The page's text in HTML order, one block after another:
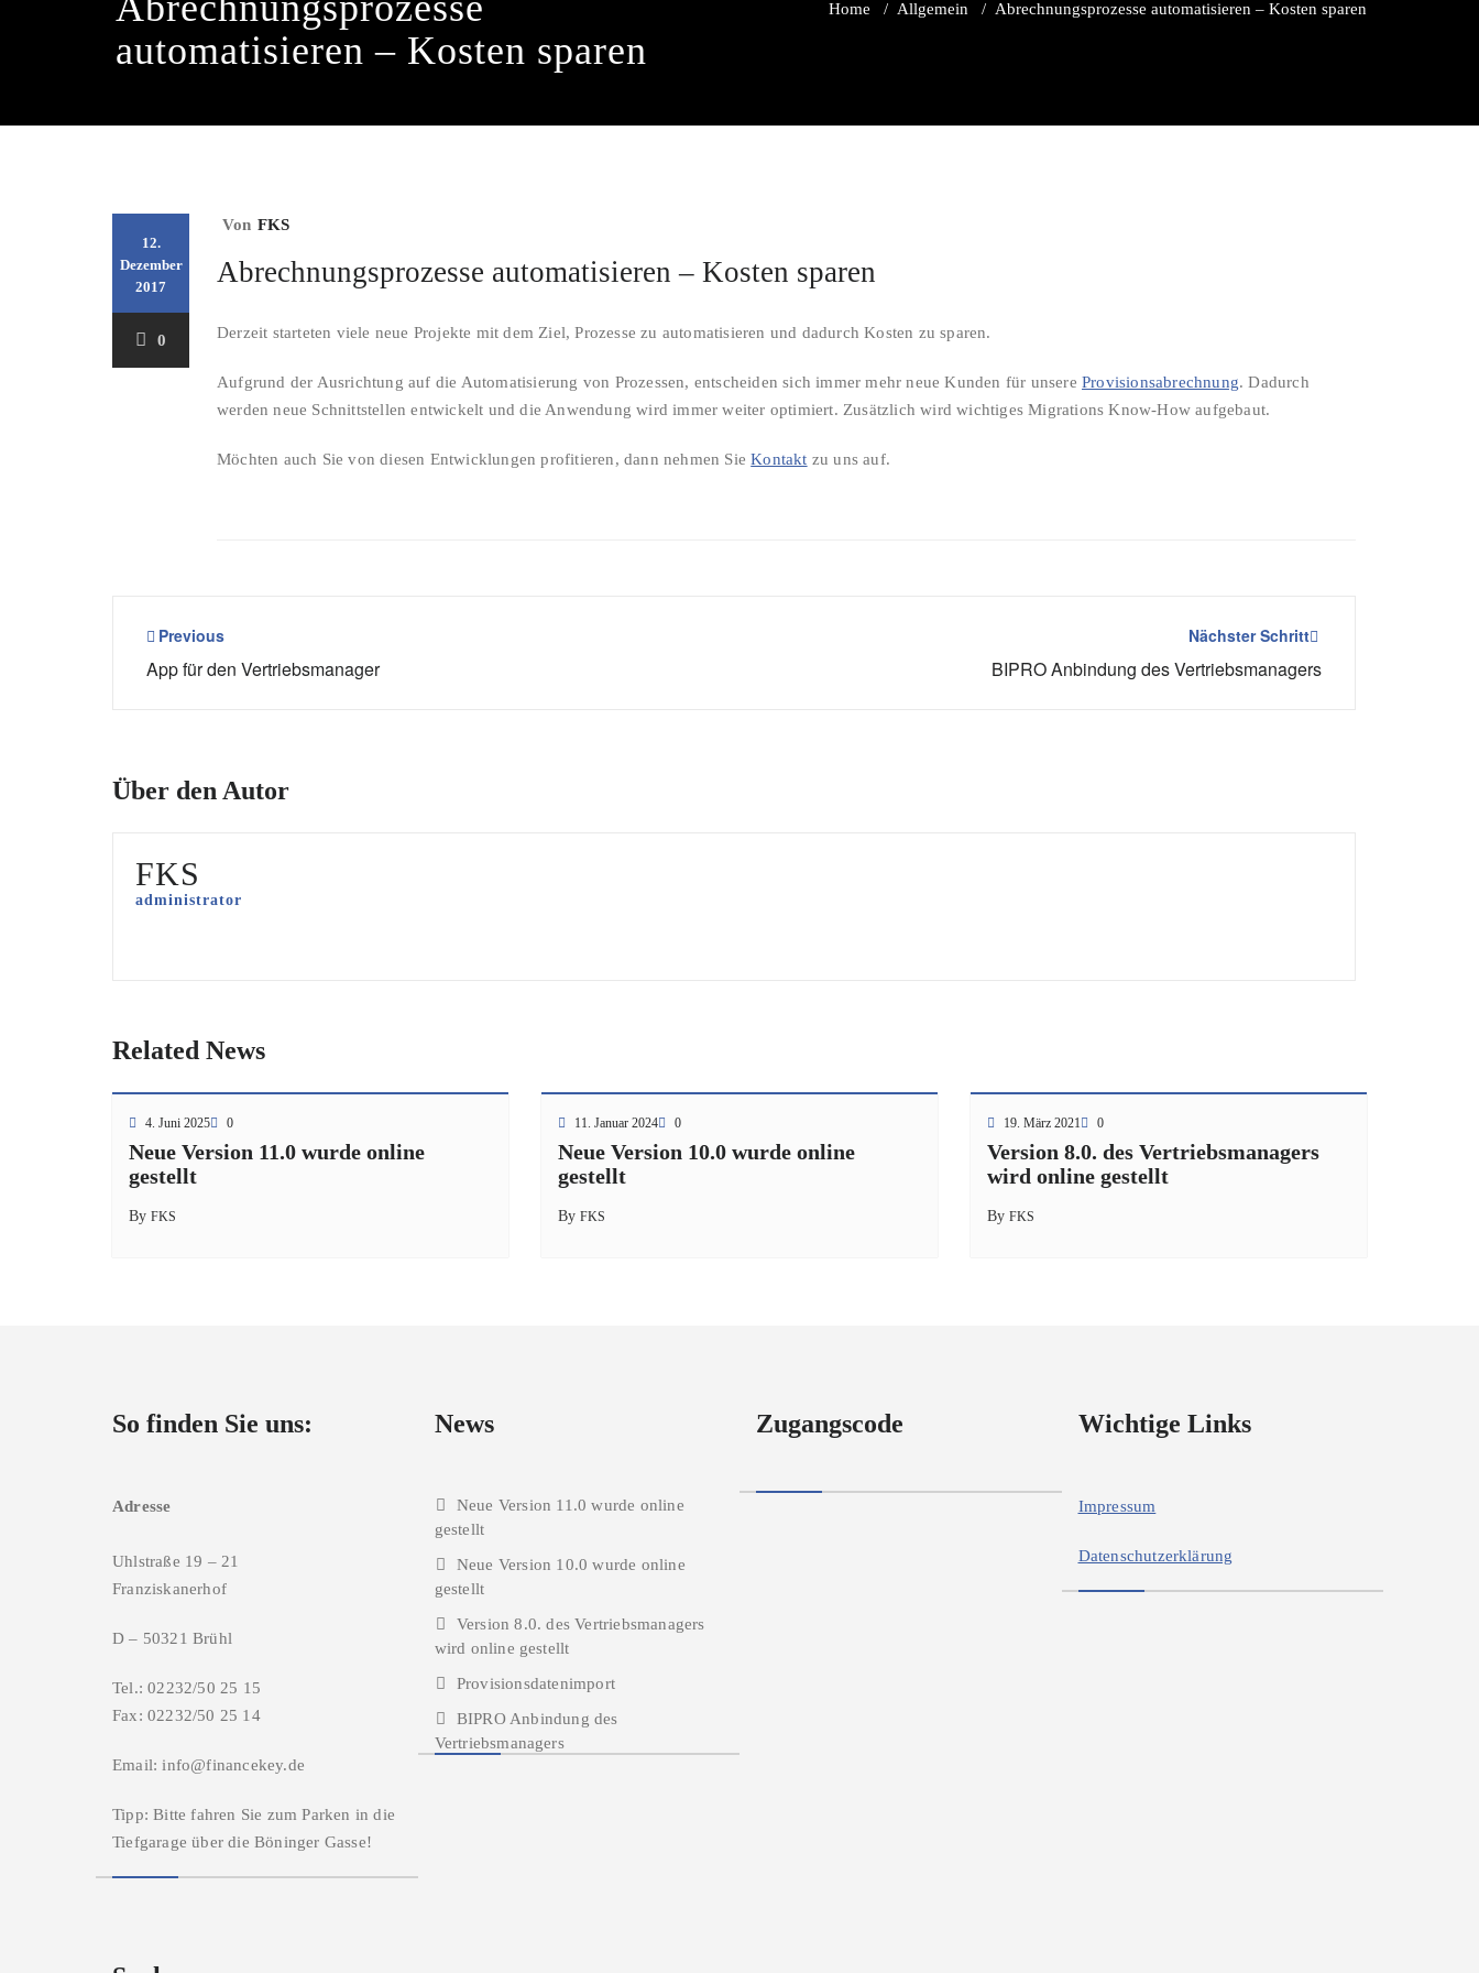
automatisieren – Kosten sparen
Home / Allgemein / Abrechnungsprozesse automatisieren – Kosten sparen
12.
Dezember
2017
0
Von FKS
Abrechnungsprozesse automatisieren – Kosten sparen
Derzeit starteten viele neue Projekte mit dem Ziel, Prozesse zu automatisieren und dadurch Kosten zu sparen.
Aufgrund der Ausrichtung auf die Automatisierung von Prozessen, entscheiden sich immer mehr neue Kunden für unsereProvisionsabrechnung. Dadurch
werden neue Schnittstellen entwickelt und die Anwendung wird immer weiter optimiert. Zusätzlich wird wichtiges Migrations Know-How aufgebaut.
Möchten auch Sie von diesen Entwicklungen profitieren, dann nehmen SieKontakt zu uns auf.
Beitragsnavigation
Previous
App für den Vertriebsmanager
Nächster Schritt
BIPRO Anbindung des Vertriebsmanagers
Über den Autor
FKS
administrator
Related News
4. Juni 2025 0
Neue Version 11.0 wurde online
gestellt
By FKS
11. Januar 2024 0
Neue Version 10.0 wurde online
gestellt
By FKS
19. März 2021 0
Version 8.0. des Vertriebsmanagers
wird online gestellt
By FKS
So finden Sie uns:
Adresse
Uhlstraße 19 – 21
Franziskanerhof
D – 50321 Brühl
Tel.: 02232/50 25 15
Fax: 02232/50 25 14
Email: info@financekey.de
Tipp: Bitte fahren Sie zum Parken in die
Tiefgarage über die Böninger Gasse!
News
Neue Version 11.0 wurde online
gestellt
Neue Version 10.0 wurde online
gestellt
Version 8.0. des Vertriebsmanagers
wird online gestellt
Provisionsdatenimport
BIPRO Anbindung des
Vertriebsmanagers
Zugangscode Wichtige Links
Impressum
Datenschutzerklärung